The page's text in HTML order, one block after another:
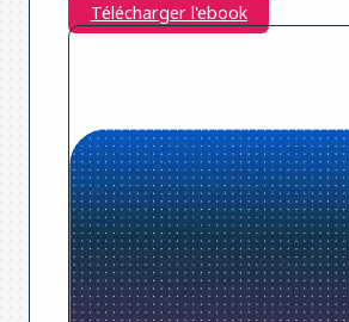
Télécharger l'ebook